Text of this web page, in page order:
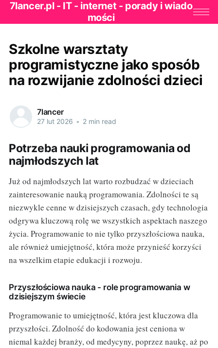
7lancer.pl - IT - internet - porady i wiado
mości
Szkolne warsztaty
programistyczne jako sposób
na rozwijanie zdolności dzieci
7lancer
27 lut 2026 • 2 min read
Potrzeba nauki programowania od
najmłodszych lat
Już od najmłodszych lat warto rozbudzać w dzieciach
zainteresowanie nauką programowania. Zdolności te są
niezwykle cenne w dzisiejszych czasach, gdy technologia
odgrywa kluczową rolę we wszystkich aspektach naszego
życia. Programowanie to nie tylko przyszłościowa nauka,
ale również umiejętność, która może przynieść korzyści
na wszelkim etapie edukacji i rozwoju.
Przyszłościowa nauka - role programowania w
dzisiejszym świecie
Programowanie to umiejętność, która jest kluczowa dla
przyszłości. Zdolność do kodowania jest ceniona w
niemal każdej branży, od medycyny, poprzez naukę, aż po